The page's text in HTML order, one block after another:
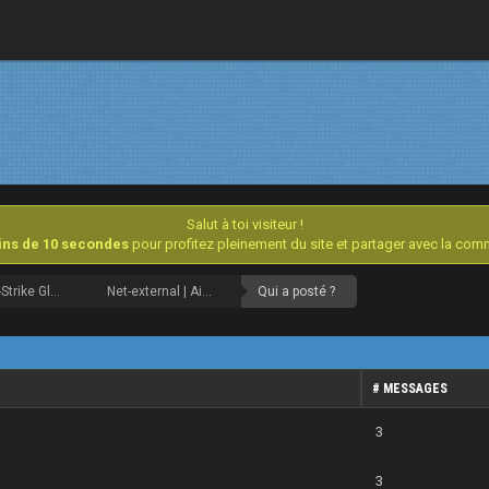
Salut à toi visiteur !
de 10 secondes pour profitez pleinement du site et partager avec la
Counter-Strike Global Offensive [Archives] Net-external | Aimbot | Free CS:GO Cheat Qui a posté ?
# MESSAGES
3
3